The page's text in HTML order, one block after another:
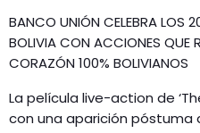
BANCO UNIÓN CELEBRA LOS
BOLIVIA CON ACCIONES QUE
CORAZÓN 100% BOLIVIANOS
La película live-action de
con una aparición póstuma